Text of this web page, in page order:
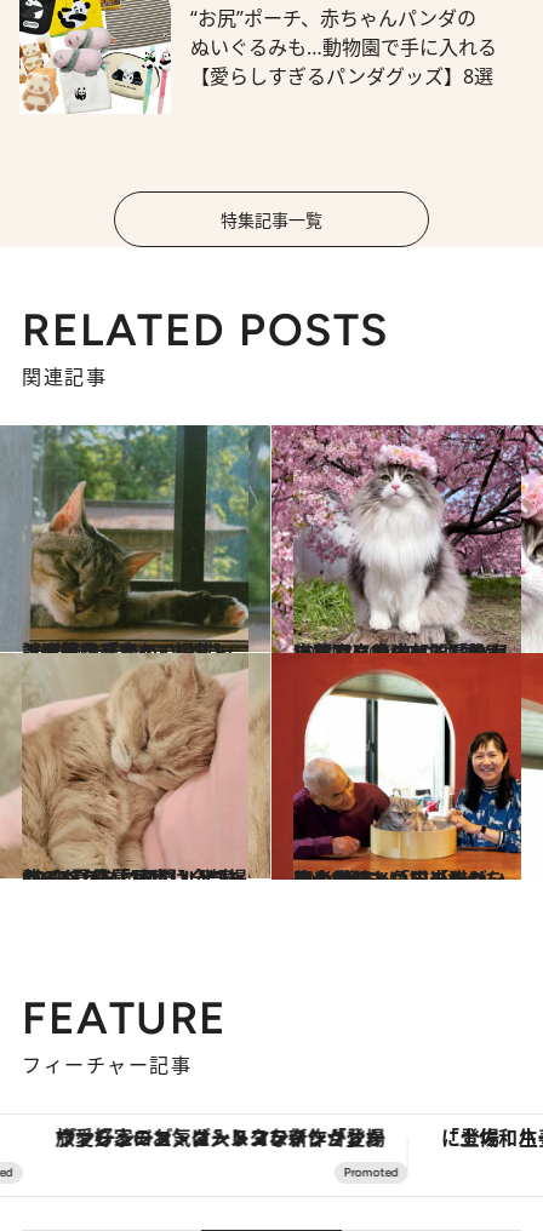
“お尻”ポーチ、赤ちゃんパンダの
ぬいぐるみも…動物園で手に入れる
【愛らしすぎるパンダグッズ】8選
特集記事一覧
RELATED POSTS
関連記事
2024.6.7
【応募作品すべて掲載】 誌面連動「かわいいニャングランプリ」 いよいよ、結果発表！
ライフスタイル 2024.7.20
猫写真に癒される「かわいいニャンGP」 【神々しいまでに美猫部門】発表応募写真はすべて掲載！
ライフスタイル
2024.7.20
CREA夏号「かわいいニャンGP」 応募写真は全部掲載【もうメロメロ！ とにかくかわいい部門】発表
ライフスタイル 2024.6.7
岩合光昭と角田光代が、初の対談。「猫のかわいさの“後ろ”にあるものを写し留めたい」「猫は、使者」
カルチャー
FEATURE
フィーチャー記事
「土佐和ハーブかき氷」がOMO7高知に登場！生姜、山椒、大葉など目にも舌にも涼を呼ぶ郷土の味 【夏限定ディナーコース】旬を